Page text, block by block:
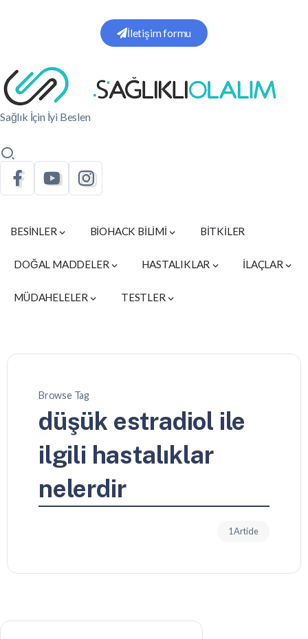
İletişim formu
Sağlık İçin İyi Beslen
BESİNLER BİOHACK BİLİMİ BİTKİLER
DOĞAL MADDELER HASTALIKLAR İLAÇLAR
MÜDAHELELER TESTLER
Browse Tag
düşük estradiol ile
ilgili hastalıklar
nelerdir
1 Article